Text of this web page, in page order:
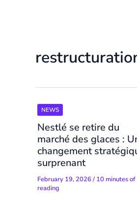
NEWS
Nestlé se retire du
marché des glaces :
changement
surprenant
February 19, 2026/ 10 minutes of
reading